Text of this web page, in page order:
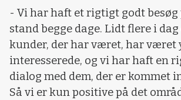
- Vi har haft et rigtigt godt besøg
stand begge dage. Lidt flere i dag
kunder, der har været, har været
interesserede, og vi har haft en
dialog med dem, der er kommet
Så vi er kun positive på det